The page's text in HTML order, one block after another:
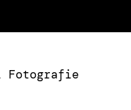
Fotografie